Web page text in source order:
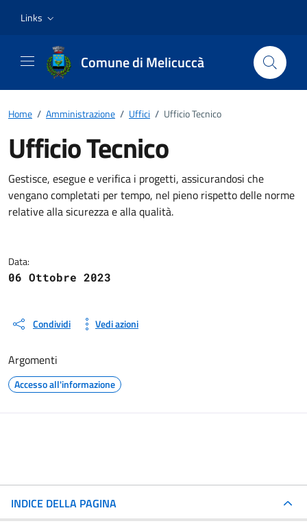
Links
Comune di Melicuccà
Home / Amministrazione / Uffici / Ufficio Tecnico
Ufficio Tecnico
Dettagli della notizia
Gestisce, esegue e verifica i progetti, assicurandosi che
vengano completati per tempo, nel pieno rispetto delle norme
relative alla sicurezza e alla qualità.
Data:
06 Ottobre 2023
Condividi Vedi azioni
Argomenti
Accesso all'informazione
INDICE DELLA PAGINA